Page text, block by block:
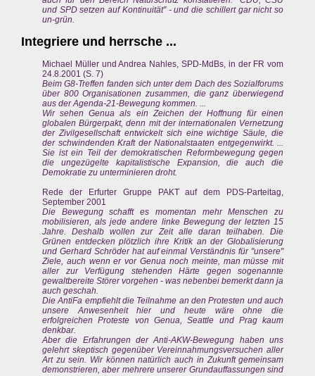
und SPD setzen auf Kontinuität" - und die schillert gar nicht so
un-grün.
Integriere und herrsche ...
Michael Müller und Andrea Nahles, SPD-MdBs, in der FR vom
24.8.2001 (S. 7)
Beim G8-Treffen fanden sich unter dem Dach des Sozialforums
über 800 Organisationen zusammen, die ganz überwiegend
aus der Agenda-21-Bewegung kommen. ...
Wir sehen Genua als ein Zeichen der Hoffnung für einen
globalen Bürgerpakt, denn mit der internationalen Vernetzung
der Zivilgesellschaft entwickelt sich eine wichtige Säule, die
der schwindenden Kraft der Nationalstaaten entgegenwirkt. ...
Sie ist ein Teil der demokratischen Reformbewegung gegen
die ungezügelte kapitalistische Expansion, die auch die
Demokratie zu unterminieren droht.
Rede der Erfurter Gruppe PAKT auf dem PDS-Parteitag,
September 2001
Die Bewegung schafft es momentan mehr Menschen zu
mobilisieren, als jede andere linke Bewegung der letzten 15
Jahre. Deshalb wollen zur Zeit alle daran teilhaben. Die
Grünen entdecken plötzlich ihre Kritik an der Globalisierung
und Gerhard Schröder hat auf einmal Verständnis für "unsere"
Ziele, auch wenn er vor Genua noch meinte, man müsse mit
aller zur Verfügung stehenden Härte gegen sogenannte
gewaltbereite Störer vorgehen - was nebenbei bemerkt dann ja
auch geschah.
Die AntiFa empfiehlt die Teilnahme an den Protesten und auch
unsere Anwesenheit hier und heute wäre ohne die
erfolgreichen Proteste von Genua, Seattle und Prag kaum
denkbar.
Aber die Erfahrungen der Anti-AKW-Bewegung haben uns
gelehrt skeptisch gegenüber Vereinnahmungsversuchen aller
Art zu sein. Wir können natürlich auch in Zukunft gemeinsam
demonstrieren, aber mehrere unserer Grundauffassungen sind